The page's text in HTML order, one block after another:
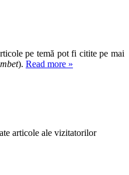
pe temă pot fi citite pe mai
). Read more »
articole ale vizitatorilor